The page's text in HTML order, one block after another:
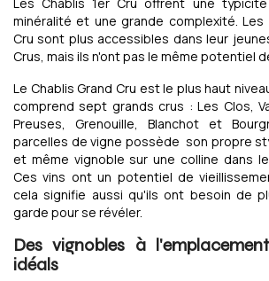
minéralité et une grande complexité. Les
Cru sont plus accessibles dans leur
Crus, mais ils n'ont pas le même potentiel
Le Chablis Grand Cru est le plus haut
comprend sept grands crus : Les Clos,
Preuses, Grenouille, Blanchot et
parcelles de vigne possède son propre
et même vignoble sur une colline dans
Ces vins ont un potentiel de
cela signifie aussi qu'ils ont besoin de
garde pour se révéler.
Des vignobles à
idéals